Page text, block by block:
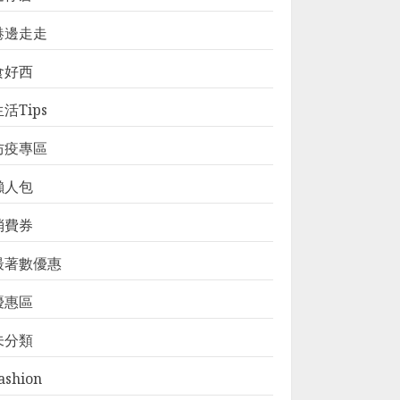
邊走走
好西
活Tips
疫專區
人包
費券
著數優惠
惠區
分類